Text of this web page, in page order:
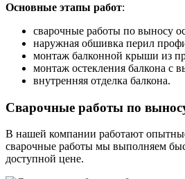
Основные этапы работ:
сварочные работы по выносу
наружная обшивка перил
монтаж балконной крыши из
монтаж остекления балкона с
внутренняя отделка балкона.
Сварочные работы по
В нашей компании работают
сварочные работы мы выполняем
доступной цене.